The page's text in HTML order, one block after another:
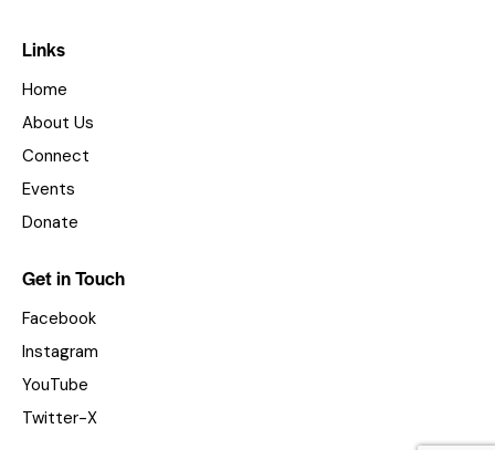
Links
Home
About Us
Connect
Events
Donate
Get in Touch
Facebook
Instagram
YouTube
Twitter-X